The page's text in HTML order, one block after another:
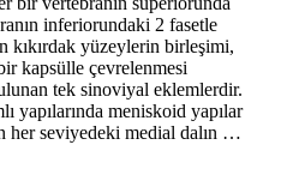
inferiorundaki 2 fasetle
kıkırdak yüzeylerin birleşimi,
kapsülle çevrelenmesi
tek sinoviyal eklemlerdir.
yapılarında meniskoid yapılar
her seviyedeki medial dalın …